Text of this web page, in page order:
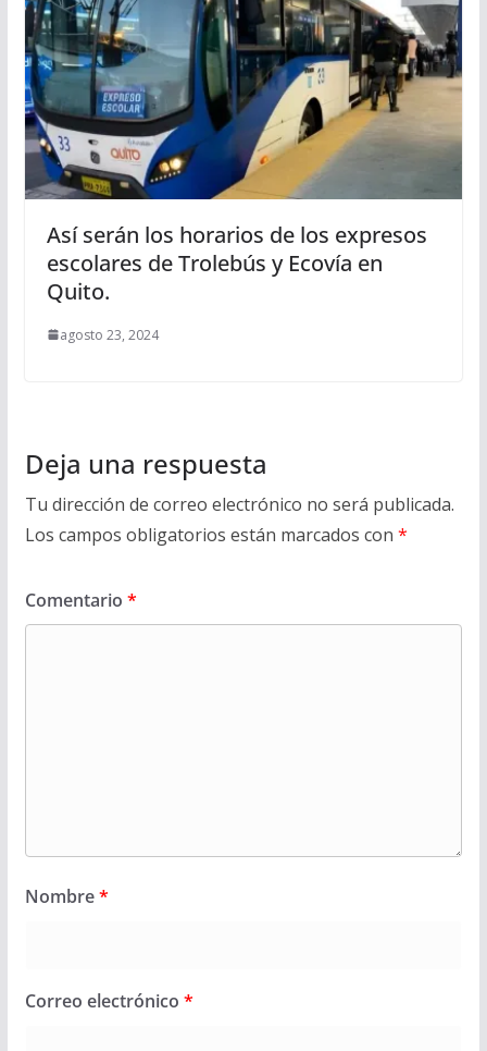
Así serán los horarios de los expresos
escolares de Trolebús y Ecovía en
Quito.
agosto 23, 2024
Deja una respuesta
Tu dirección de correo electrónico no será publicada.
Los campos obligatorios están marcados con *
Comentario *
Nombre*
Correo electrónico *